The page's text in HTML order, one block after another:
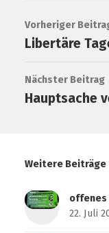
Vorheriger
Libertäre
Nächster Beitrag
Hauptsache
Weitere Beiträge
offenes
22. Juli